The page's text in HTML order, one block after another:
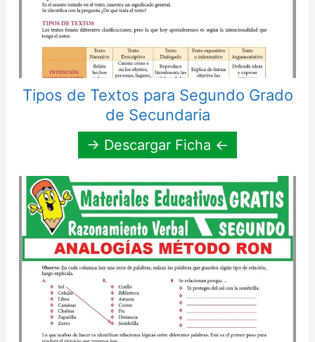
Tipos de Textos para Segundo Grado
de Secundaria
→ Descargar Ficha ←